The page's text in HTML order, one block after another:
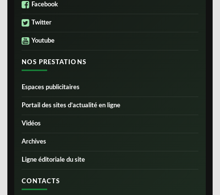
Facebook
Twitter
Youtube
NOS PRESTATIONS
Espaces publicitaires
Portail des sites d’actualité en ligne
Vidéos
Archives
Ligne éditoriale du site
CONTACTS